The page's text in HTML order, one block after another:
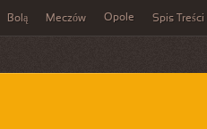
Bolą Meczów Opole Spis Treści